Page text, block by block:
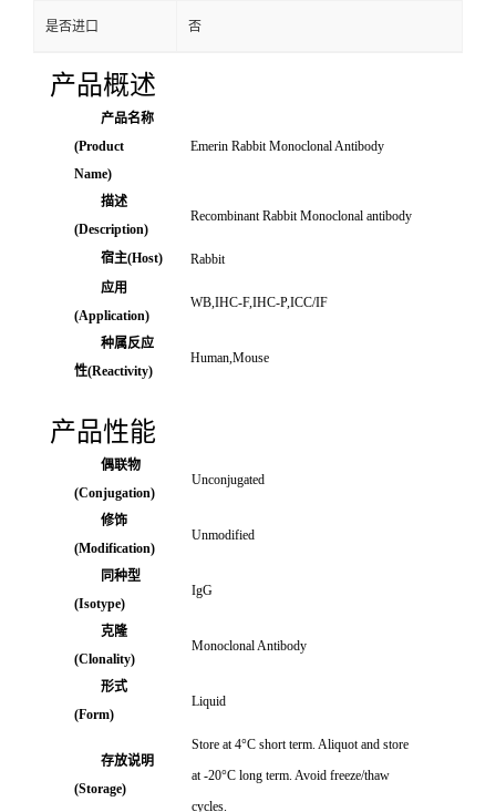
是否进口 否
产品概述
产品名称
(Product
Name)
Emerin Rabbit Monoclonal Antibody
描述
(Description)
Recombinant Rabbit Monoclonal antibody
宿主(Host)
Rabbit
应用
(Application)
WB,IHC-F,IHC-P,ICC/IF
种属反应
性(Reactivity)
Human,Mouse
产品性能
偶联物
(Conjugation)
Unconjugated
修饰
(Modification)
Unmodified
同种型
(Isotype)
IgG
克隆
(Clonality)
Monoclonal Antibody
形式
(Form)
Liquid
存放说明
(Storage)
Store at 4°C short term. Aliquot and store
at -20°C long term. Avoid freeze/thaw
cycles.